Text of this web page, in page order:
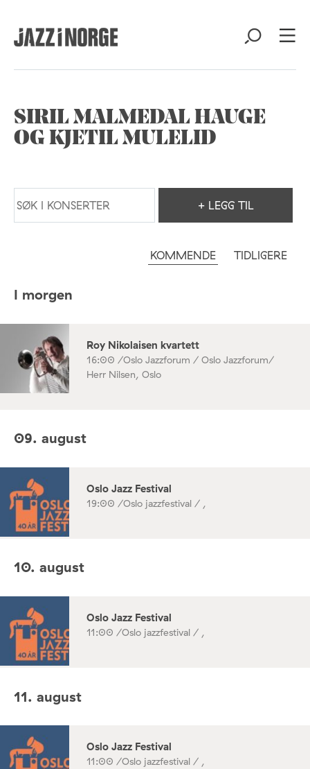
SIRIL MALMEDAL HAUGE
OG KJETIL MULELID
+ LEGG TIL
KOMMENDE TIDLIGERE
I morgen
Roy Nikolaisen kvartett
16:00 /Oslo Jazzforum / Oslo Jazzforum/
Herr Nilsen, Oslo
09. august
Oslo Jazz Festival
19:00 /Oslo jazzfestival / ,
10. august
Oslo Jazz Festival
11:00 /Oslo jazzfestival / ,
11. august
Oslo Jazz Festival
11:00 /Oslo jazzfestival / ,